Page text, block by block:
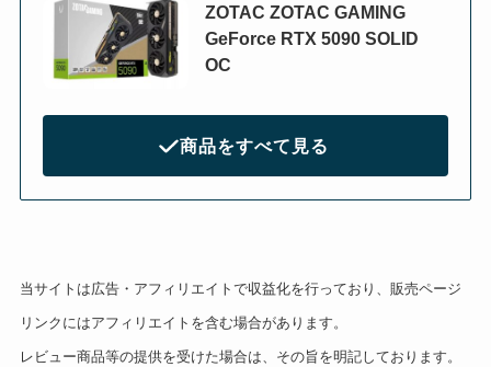
ZOTAC ZOTAC GAMING
GeForce RTX 5090 SOLID
OC
商品をすべて見る
当サイトは広告・アフィリエイトで収益化を行っており、販売ページ
リンクにはアフィリエイトを含む場合があります。
レビュー商品等の提供を受けた場合は、その旨を明記しております。